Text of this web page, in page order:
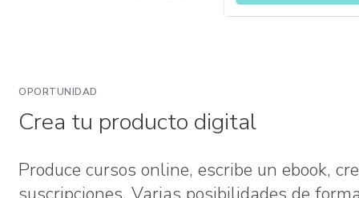
OPORTUNIDAD
Crea tu producto digital
Produce cursos online, escribe un ebook,